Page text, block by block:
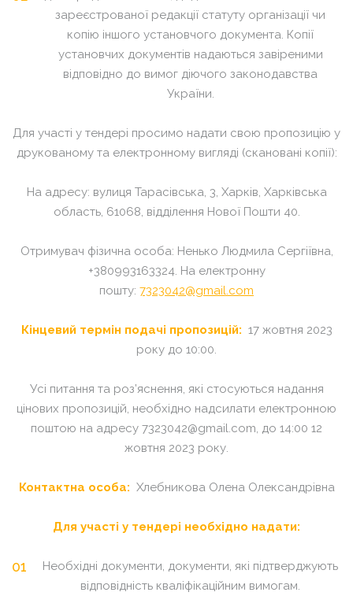
зареєстрованої редакції статуту організації чи
копію іншого установчого документа. Копії
установчих документів надаються завіреними
відповідно до вимог діючого законодавства
України.
Для участі у тендері просимо надати свою пропозицію у
друкованому та електронному вигляді (скановані копії):
На адресу: вулиця Тарасівська, 3, Харків, Харківська
область, 61068, відділення Нової Пошти 40.
Отримувач фізична особа: Ненько Людмила Сергіївна,
+380993163324. На електронну
пошту: 7323042@gmail.com
Кінцевий термін подачі пропозицій: 17 жовтня 2023
року до 10:00.
Усі питання та роз’яснення, які стосуються надання
цінових пропозицій, необхідно надсилати електронною
поштою на адресу 7323042@gmail.com, до 14:00 12
жовтня 2023 року.
Контактна особа: Хлебникова Олена Олександрівна
Для участі у тендері необхідно надати:
Необхідні документи, документи, які підтверджують
відповідність кваліфікаційним вимогам.